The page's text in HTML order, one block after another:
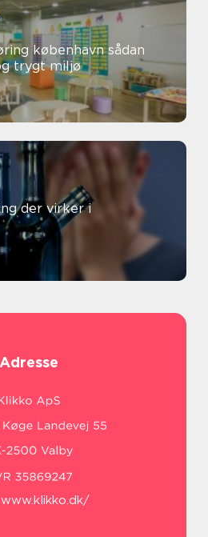
københavn sådan
trygt miljø
der virker i
Adresse
www.klikko.dk/